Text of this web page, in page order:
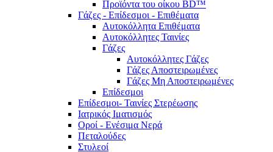
Προϊόντα του οίκου BD™
Γάζες - Επίδεσμοι - Επιθέματα
Αυτοκόλλητα Επιθέματα
Αυτοκόλλητες Ταινίες
Γάζες
Αυτοκόλλητες Γάζες
Γάζες Αποστειρωμένες
Γάζες Μη Αποστειρωμένες
Επίδεσμοι
Επίδεσμοι- Ταινίες Στερέωσης
Ιατρικός Ιματισμός
Οροί - Ενέσιμα Νερά
Πεταλούδες
Στυλεοί